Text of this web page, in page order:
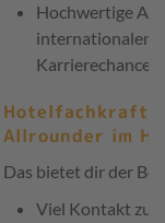
Hochwertige
internationalen
Karrierechancen
Hotelfachkraft
Allrounder im
Das bietet dir der
Viel Kontakt zu